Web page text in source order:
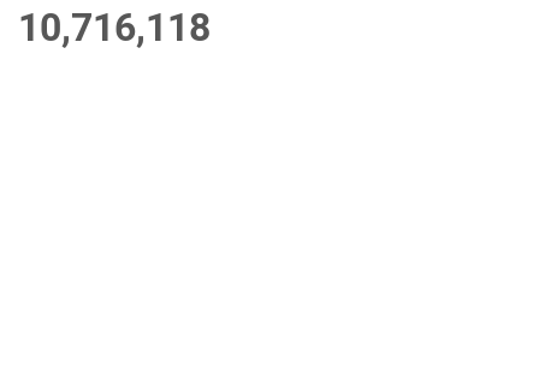
10,716,118